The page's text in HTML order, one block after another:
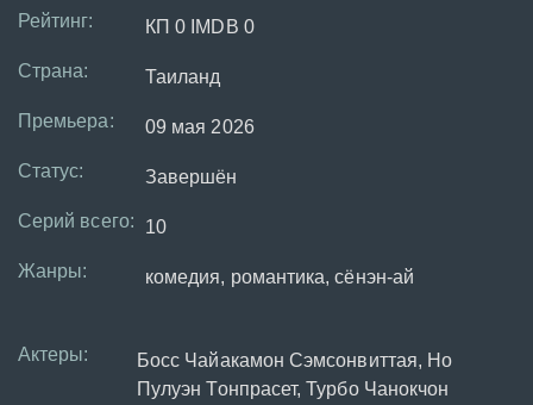
Рейтинг: КП 0 IMDB 0
Страна: Таиланд
Премьера: 09 мая 2026
Статус: Завершён
Серий всего: 10
Жанры: комедия, романтика, сёнэн-ай
Актеры:
Босс Чайакамон Сэмсонвиттая, Но
Пулуэн Тонпрасет, Турбо Чанокчон